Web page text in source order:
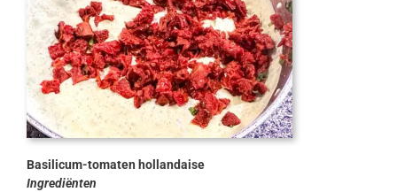
Basilicum-tomaten hollandaise
Ingrediënten